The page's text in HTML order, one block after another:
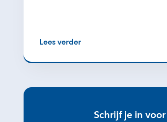
Lees verder
Schrijf je in